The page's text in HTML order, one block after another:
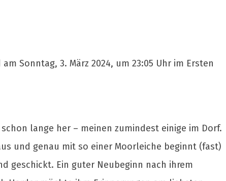
Sonntag, 3. März 2024, um 23:05 Uhr im Ersten
lange her – meinen zumindest einige im Dorf.
und genau mit so einer Moorleiche beginnt (fast)
geschickt. Ein guter Neubeginn nach ihrem